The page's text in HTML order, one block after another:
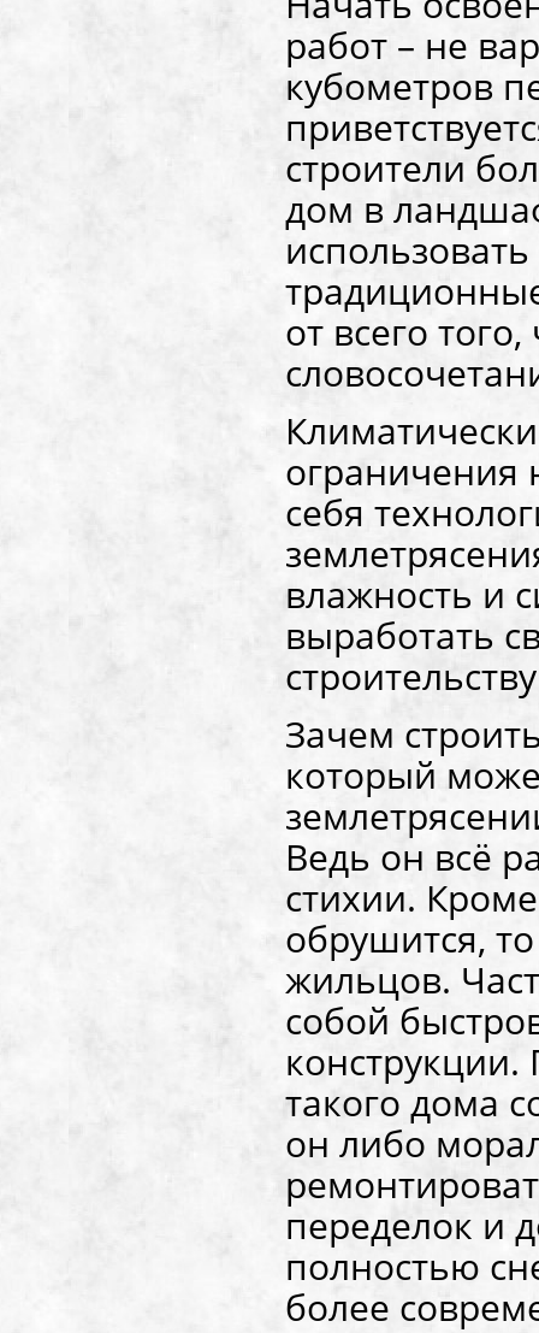
работ – не
кубометров
строители
дом в
от всего
себя
влажность и
выработать
Зачем
который
Ведь он всё
стихии.
обрушится,
жильцов.
собой
такого дома
он либо
переделок и
полностью
более